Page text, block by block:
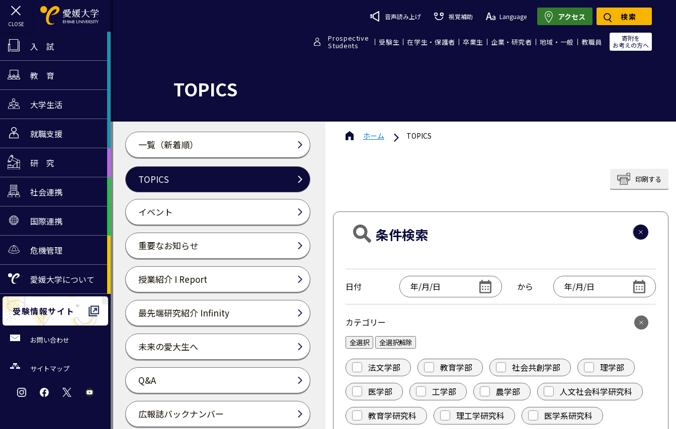
入 試
教 育
大学生活
就職支援
研 究
社会連携
国際連携
危機管理
愛媛大学について
受験情報サイト
お問い合わせ
サイトマップ
音声読み上げ 視覚補助 Language
Prospective
Students 受験生 在学生・保護者 卒業生 企業・研究者 地域・一般 教職員
寄附を
お考えの方へ
アクセス 検索
TOPICS
一覧（新着順）
TOPICS
イベント
重要なお知らせ
授業紹介 I Report
最先端研究紹介 Infinity
未来の愛大生へ
Q&A
広報誌バックナンバー
ホーム TOPICS
印刷する
条件検索
日付 から
カテゴリー
全選択 全選択解除
法文学部 教育学部 社会共創学部
理学部
医学部
工学部 農学部
人文社会科学研究科
教育学研究科
理工学研究科
医学系研究科